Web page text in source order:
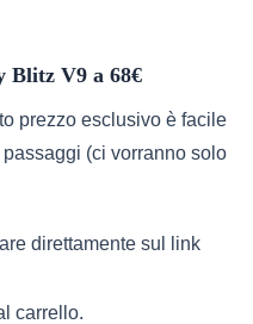
Blitz V9 a 68€
prezzo esclusivo è facile
(ci vorranno solo
direttamente sul link
carrello.